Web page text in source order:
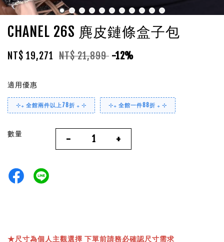
CHANEL 26S 麂皮鏈條盒子包
NT$ 19,271 NT$ 21,899 -12%
適用優惠
⊹₊ 全館兩件以上78折 ₊ ⊹ ⊹₊ 全館一件88折 ₊ ⊹
數量 - +
★尺寸為個人主觀選擇 下單前請務必確認尺寸需求